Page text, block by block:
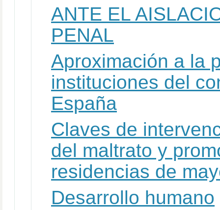
ANTE EL
PENAL
Aproximación a la
instituciones del
España
Claves de
del maltrato y
residencias de
Desarrollo humano